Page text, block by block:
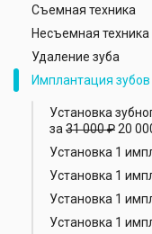
Съемная техника
Несъемная техника
Удаление зуба
Имплантация зубов
Установка
за 31 000 ₽20
Установка 1
Установка 1
Установка 1
Установка 1